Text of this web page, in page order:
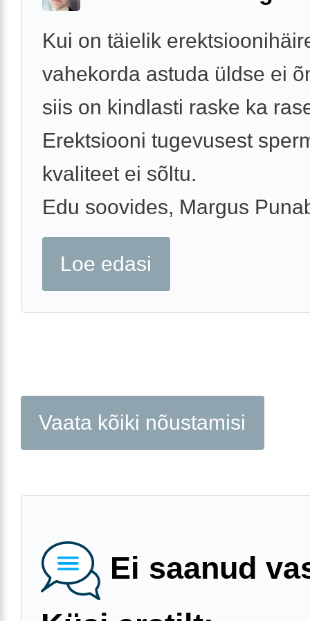
Kui on täielik
vahekorda astuda üldse ei
siis on kindlasti raske ka
Erektsiooni tugevusest
kvaliteet ei sõltu.
Edu soovides, Margus
Loe edasi
Vaata kõiki nõustamisi
Ei saanud